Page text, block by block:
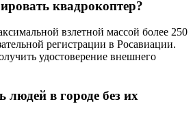
квадрокоптер?
взлетной массой более 250
регистрации в Росавиации.
удостоверение внешнего
в городе без их